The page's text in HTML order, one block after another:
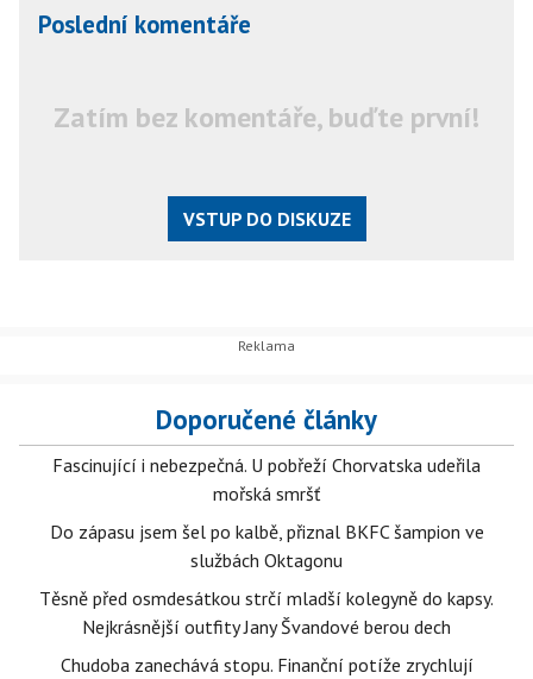
Poslední komentáře
Zatím bez komentáře, buďte první!
VSTUP DO DISKUZE
Doporučené články
Fascinující i nebezpečná. U pobřeží Chorvatska udeřila
mořská smršť
Do zápasu jsem šel po kalbě, přiznal BKFC šampion ve
službách Oktagonu
Těsně před osmdesátkou strčí mladší kolegyně do kapsy.
Nejkrásnější outfity Jany Švandové berou dech
Chudoba zanechává stopu. Finanční potíže zrychlují